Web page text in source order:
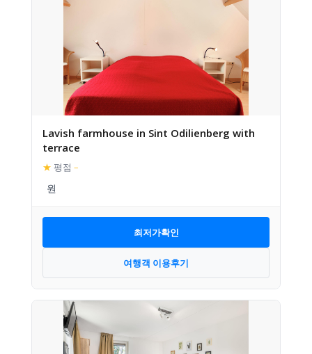
Lavish farmhouse in Sint Odilienberg with
terrace
★ 평점 –
최저가확인
여행객 이용후기